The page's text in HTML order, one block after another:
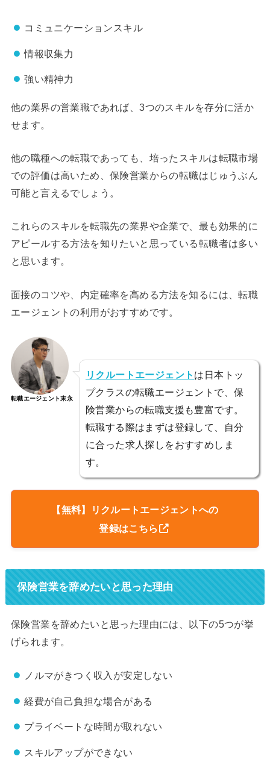
コミュニケーションスキル
情報収集力
強い精神力
他の業界の営業職であれば、3つのスキルを存分に活か
せます。
他の職種への転職であっても、培ったスキルは転職市場
での評価は高いため、保険営業からの転職はじゅうぶん
可能と言えるでしょう。
これらのスキルを転職先の業界や企業で、最も効果的に
アピールする方法を知りたいと思っている転職者は多い
と思います。
面接のコツや、内定確率を高める方法を知るには、転職
エージェントの利用がおすすめです。
転職エージェント末永
リクルートエージェント は日本トッ
プクラスの転職エージェントで、保
険営業からの転職支援も豊富です。
転職する際はまずは登録して、自分
に合った求人探しをおすすめしま
す。
【無料】リクルートエージェントへの
登録はこちら
保険営業を辞めたいと思った理由
保険営業を辞めたいと思った理由には、以下の5つが挙
げられます。
ノルマがきつく収入が安定しない
経費が自己負担な場合がある
プライベートな時間が取れない
スキルアップができない